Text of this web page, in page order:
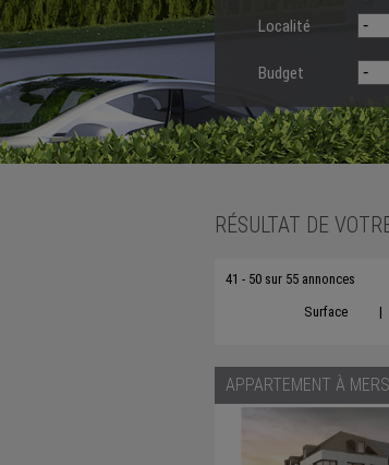
Localité
Budget
RÉSULTAT DE
41 - 50 sur 55 annonces
Surface
|
APPARTEMENT À